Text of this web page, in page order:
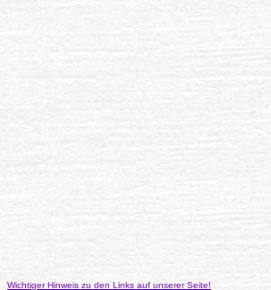
Wichtiger Hinweis zu den Links auf unserer Seite!